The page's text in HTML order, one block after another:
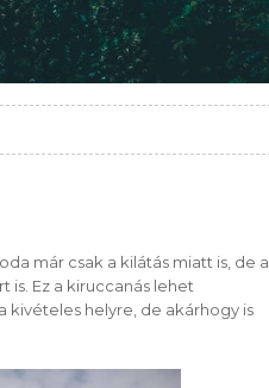
már csak a kilátás miatt is, de a
Ez a kiruccanás lehet
kivételes helyre, de akárhogy is